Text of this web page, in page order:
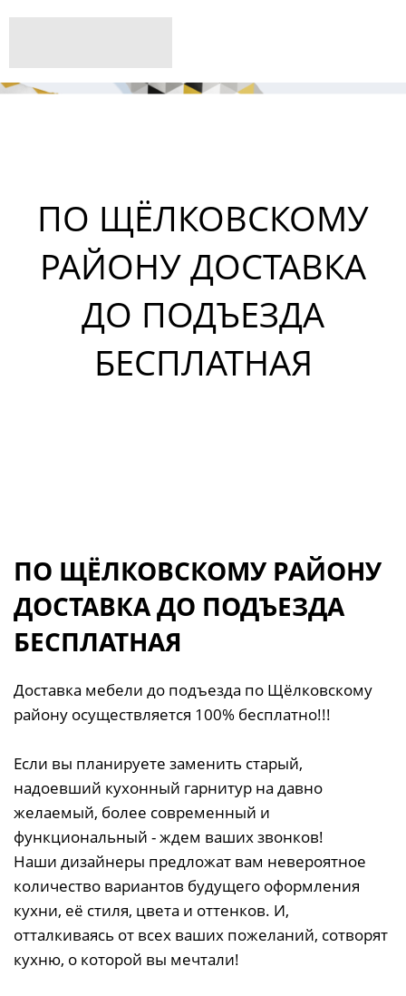
ПО ЩЁЛКОВСКОМУ
РАЙОНУ ДОСТАВКА
ДО ПОДЪЕЗДА
БЕСПЛАТНАЯ
ПО ЩЁЛКОВСКОМУ РАЙОНУ
ДОСТАВКА ДО ПОДЪЕЗДА
БЕСПЛАТНАЯ
Доставка мебели до подъезда по Щёлковскому
району осуществляется 100% бесплатно!!!
Если вы планируете заменить старый,
надоевший кухонный гарнитур на давно
желаемый, более современный и
функциональный - ждем ваших звонков!
Наши дизайнеры предложат вам невероятное
количество вариантов будущего оформления
кухни, её стиля, цвета и оттенков. И,
отталкиваясь от всех ваших пожеланий, сотворят
кухню, о которой вы мечтали!